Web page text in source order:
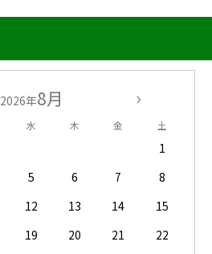
2026年8月
水 木 金 土
1
5 6 7
8
12 13 14
15
19 20 21
22